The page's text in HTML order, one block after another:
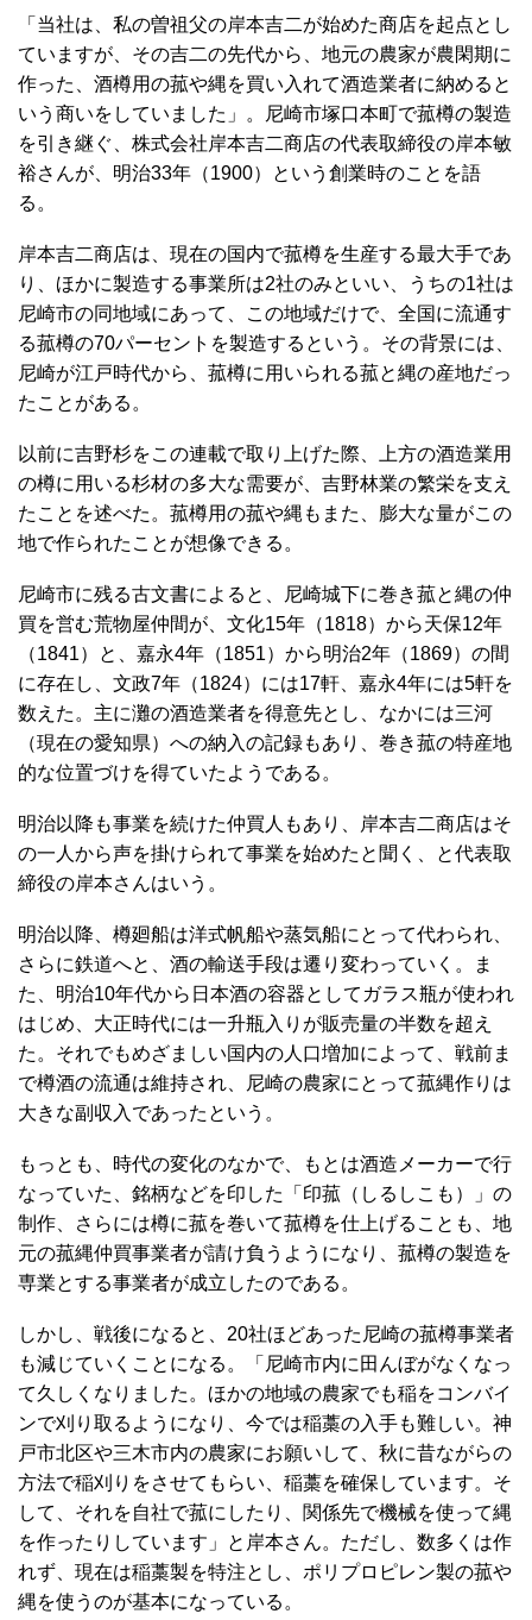
「当社は、私の曽祖父の岸本吉二が始めた商店を起点とし
ていますが、その吉二の先代から、地元の農家が農閑期に
作った、酒樽用の菰や縄を買い入れて酒造業者に納めると
いう商いをしていました」。尼崎市塚口本町で菰樽の製造
を引き継ぐ、株式会社岸本吉二商店の代表取締役の岸本敏
裕さんが、明治33年（1900）という創業時のことを語
る。
岸本吉二商店は、現在の国内で菰樽を生産する最大手であ
り、ほかに製造する事業所は2社のみといい、うちの1社は
尼崎市の同地域にあって、この地域だけで、全国に流通す
る菰樽の70パーセントを製造するという。その背景には、
尼崎が江戸時代から、菰樽に用いられる菰と縄の産地だっ
たことがある。
以前に吉野杉をこの連載で取り上げた際、上方の酒造業用
の樽に用いる杉材の多大な需要が、吉野林業の繁栄を支え
たことを述べた。菰樽用の菰や縄もまた、膨大な量がこの
地で作られたことが想像できる。
尼崎市に残る古文書によると、尼崎城下に巻き菰と縄の仲
買を営む荒物屋仲間が、文化15年（1818）から天保12年
（1841）と、嘉永4年（1851）から明治2年（1869）の間
に存在し、文政7年（1824）には17軒、嘉永4年には5軒を
数えた。主に灘の酒造業者を得意先とし、なかには三河
（現在の愛知県）への納入の記録もあり、巻き菰の特産地
的な位置づけを得ていたようである。
明治以降も事業を続けた仲買人もあり、岸本吉二商店はそ
の一人から声を掛けられて事業を始めたと聞く、と代表取
締役の岸本さんはいう。
明治以降、樽廻船は洋式帆船や蒸気船にとって代わられ、
さらに鉄道へと、酒の輸送手段は遷り変わっていく。ま
た、明治10年代から日本酒の容器としてガラス瓶が使われ
はじめ、大正時代には一升瓶入りが販売量の半数を超え
た。それでもめざましい国内の人口増加によって、戦前ま
で樽酒の流通は維持され、尼崎の農家にとって菰縄作りは
大きな副収入であったという。
もっとも、時代の変化のなかで、もとは酒造メーカーで行
なっていた、銘柄などを印した「印菰（しるしこも）」の
制作、さらには樽に菰を巻いて菰樽を仕上げることも、地
元の菰縄仲買事業者が請け負うようになり、菰樽の製造を
専業とする事業者が成立したのである。
しかし、戦後になると、20社ほどあった尼崎の菰樽事業者
も減じていくことになる。「尼崎市内に田んぼがなくなっ
て久しくなりました。ほかの地域の農家でも稲をコンバイ
ンで刈り取るようになり、今では稲藁の入手も難しい。神
戸市北区や三木市内の農家にお願いして、秋に昔ながらの
方法で稲刈りをさせてもらい、稲藁を確保しています。そ
して、それを自社で菰にしたり、関係先で機械を使って縄
を作ったりしています」と岸本さん。ただし、数多くは作
れず、現在は稲藁製を特注とし、ポリプロピレン製の菰や
縄を使うのが基本になっている。